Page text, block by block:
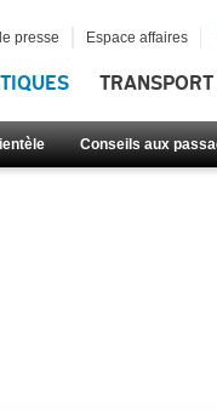
Conseils aux
presse Espace affaires